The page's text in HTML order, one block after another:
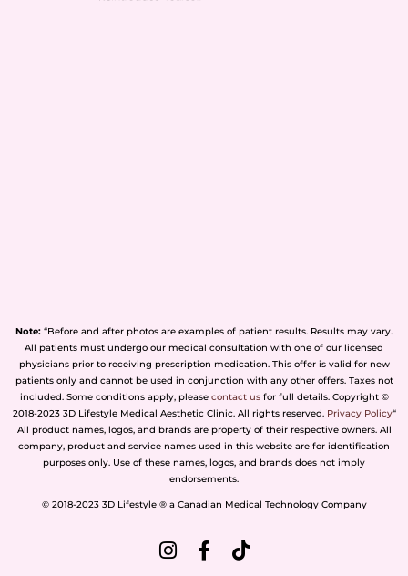
Note: “Before and after photos are examples of patient results. Results may vary.
All patients must undergo our medical consultation with one of our licensed
physicians prior to receiving prescription medication. This offer is valid for new
patients only and cannot be used in conjunction with any other offers. Taxes not
included. Some conditions apply, please contact usfor full details. Copyright ©
2018-2023 3D Lifestyle Medical Aesthetic Clinic. All rights reserved. Privacy Policy“
All product names, logos, and brands are property of their respective owners. All
company, product and service names used in this website are for identification
purposes only. Use of these names, logos, and brands does not imply
endorsements.
© 2018-2023 3D Lifestyle ® a Canadian Medical Technology Company